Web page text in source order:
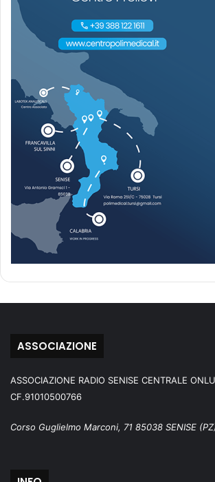
ASSOCIAZIONE
ASSOCIAZIONE RADIO SENISE CENTRALE
CF.91010500766
Corso Guglielmo Marconi, 71 85038 SENISE